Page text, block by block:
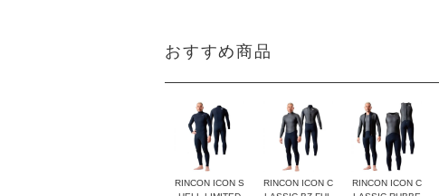
おすすめ商品
RINCON ICON S
RINCON ICON C
RINCON ICON C